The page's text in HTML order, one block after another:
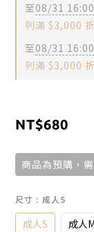
至08/31 16:00
列滿 $3,000
至08/31 16:00
列滿 $3,000
NT$680
商品為預購，
尺寸 : 成人S
成人S 成人M